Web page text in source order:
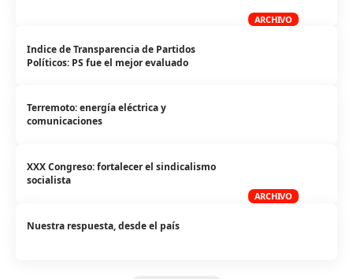
ARCHIVO
Indice de Transparencia de Partidos
Políticos: PS fue el mejor evaluado
Terremoto: energía eléctrica y
comunicaciones
ARCHIVO
XXX Congreso: fortalecer el sindicalismo
socialista
Nuestra respuesta, desde el país